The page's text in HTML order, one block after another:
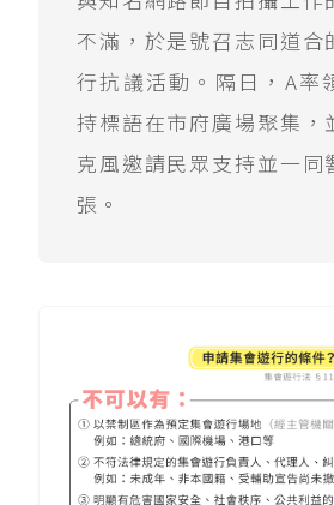
不滿，於是號召志同道合
行抗議活動。隔日，A率
持標語在市府廣場聚集，
克風邀請民眾支持並一同
張。